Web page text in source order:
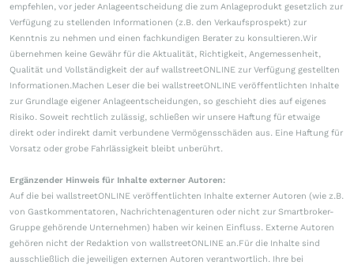
empfehlen, vor jeder Anlageentscheidung die zum Anlageprodukt gesetzlich zur
Verfügung zu stellenden Informationen (z.B. den Verkaufsprospekt) zur
Kenntnis zu nehmen und einen fachkundigen Berater zu konsultieren.Wir
übernehmen keine Gewähr für die Aktualität, Richtigkeit, Angemessenheit,
Qualität und Vollständigkeit der auf wallstreetONLINE zur Verfügung gestellten
Informationen.Machen Leser die bei wallstreetONLINE veröffentlichten Inhalte
zur Grundlage eigener Anlageentscheidungen, so geschieht dies auf eigenes
Risiko. Soweit rechtlich zulässig, schließen wir unsere Haftung für etwaige
direkt oder indirekt damit verbundene Vermögensschäden aus. Eine Haftung für
Vorsatz oder grobe Fahrlässigkeit bleibt unberührt.
Ergänzender Hinweis für Inhalte externer Autoren:
Auf die bei wallstreetONLINE veröffentlichten Inhalte externer Autoren (wie z.B.
von Gastkommentatoren, Nachrichtenagenturen oder nicht zur Smartbroker-
Gruppe gehörende Unternehmen) haben wir keinen Einfluss. Externe Autoren
gehören nicht der Redaktion von wallstreetONLINE an.Für die Inhalte sind
ausschließlich die jeweiligen externen Autoren verantwortlich. Ihre bei